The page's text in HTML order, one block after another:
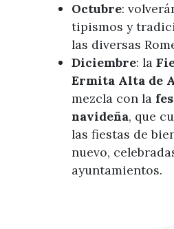
Octubre:
tipismos y
las diversas
Diciembre: la
Ermita Alta de
mezcla con la
navideña, que
las fiestas de
nuevo,
ayuntamientos.